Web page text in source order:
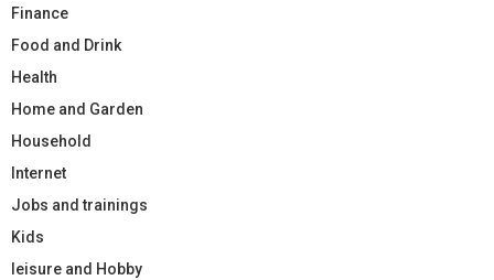
Finance
Food and Drink
Health
Home and Garden
Household
Internet
Jobs and trainings
Kids
leisure and Hobby